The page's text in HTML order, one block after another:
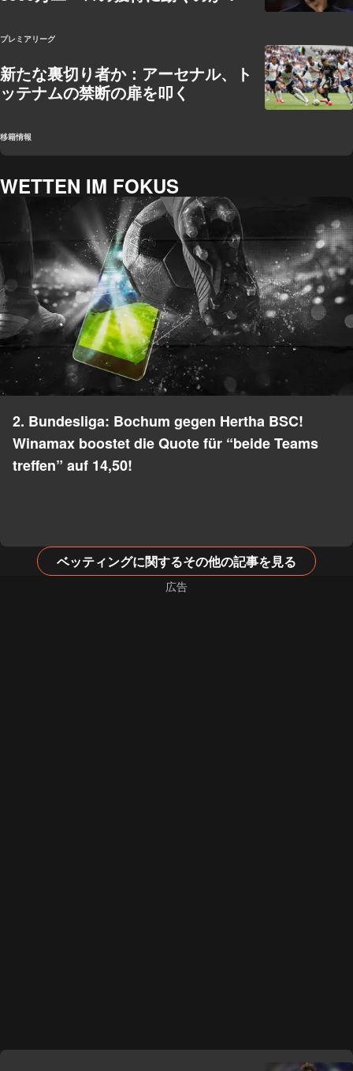
プレミアリーグ
新たな裏切り者か：アーセナル、ト
ッテナムの禁断の扉を叩く
移籍情報
WETTEN IM FOKUS
2. Bundesliga: Bochum gegen Hertha BSC!
Winamax boostet die Quote für “beide Teams
treffen” auf 14,50!
ベッティングに関するその他の記事を見る